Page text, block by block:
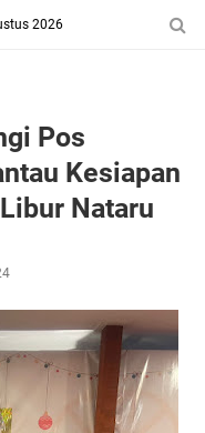
2026
Pos
Kesiapan
Nataru